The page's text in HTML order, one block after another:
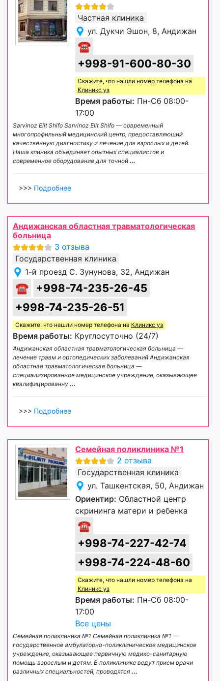
Частная клиника
ул. Дукчи Эшон, 8, Андижан
☎
+998-91-600-80-30
Скажите, что нашли номер телефона на
Клиникс уз
Время работы: Пн-Сб 08:00-
17:00
Sarvinoz Elit Shifo Sarvinoz Elit Shifo — современный
многопрофильный медицинский центр, предоставляющий
качественную диагностику и лечение для взрослых и детей.
Наша клиника объединяет опытных специалистов и
современное оборудование для точной ...
>>> Подробнее
Андижанская областная травматологическая
больница
3 отзыва
Государственная клиника
1-й проезд С. Зунунова, 32, Андижан
☎
+998-74-235-26-45
+998-74-235-26-51
Скажите, что нашли номер телефона на Клиникс уз
Время работы: Круглосуточно (24/7)
Андижанская областная травматологическая больница —
лечение травм и ортопедических заболеваний Андижанская
областная травматологическая больница —
специализированное медицинское учреждение, оказывающее
квалифицированну ...
>>> Подробнее
Семейная поликлиника №1
2 отзыва
Государственная клиника
ул. Ташкентская, 50, Андижан
Ориентир: Областной центр
скрининга матери и ребенка
☎
+998-74-227-42-74
+998-74-224-48-60
Скажите, что нашли номер телефона на
Клиникс уз
Время работы: Пн-Сб 08:00-
17:00
Все цены
Семейная поликлиника №1 Семейная поликлиника №1 —
государственное амбулаторно-поликлиническое медицинское
учреждение, оказывающее первичную медико-санитарную
помощь взрослым и детям. В поликлинике ведут прием врачи
различных специальностей, проводятся ...